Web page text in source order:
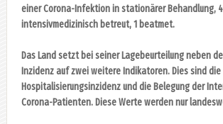
einer Corona-Infektion in stationärer Behandlung,
intensivmedizinisch betreut, 1 beatmet.
Das Land setzt bei seiner Lagebeurteilung neben
Inzidenz auf zwei weitere Indikatoren. Dies sind die
Hospitalisierungsinzidenz und die Belegung der
Corona-Patienten. Diese Werte werden nur